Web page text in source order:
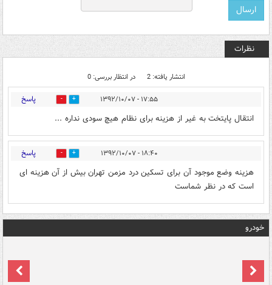
نظرات
انتشار یافته: 2 در انتظار بررسی: 0
۱۷:۵۵ - ۱۳۹۲/۱۰/۰۷ 0 پاسخ
انتقال پایتخت به غیر از هزینه برای نظام هیچ سودی نداره ...
۱۸:۴۰ - ۱۳۹۲/۱۰/۰۷ 0 پاسخ
هزینه وضع موجود آن برای تسکین درد مزمن تهران بیش از آن هزینه ای
است که در نظر شماست
خودرو